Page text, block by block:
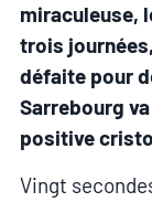
miraculeuse,
trois
défaite pour
Sarrebourg
positive
Vingt